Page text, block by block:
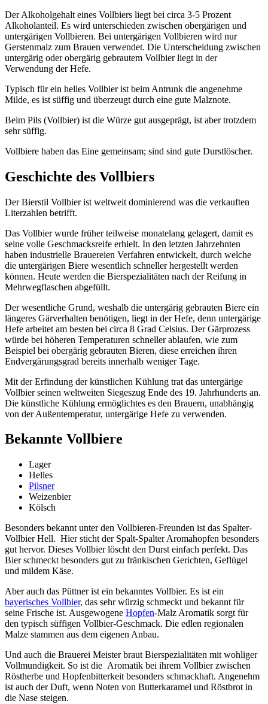
Der Alkoholgehalt eines Vollbiers liegt bei circa 3-5 Prozent
Alkoholanteil. Es wird unterschieden zwischen obergärigen und
untergärigen Vollbieren. Bei untergärigen Vollbieren wird nur
Gerstenmalz zum Brauen verwendet. Die Unterscheidung zwischen
untergärig oder obergärig gebrautem Vollbier liegt in der
Verwendung der Hefe.
Typisch für ein helles Vollbier ist beim Antrunk die angenehme
Milde, es ist süffig und überzeugt durch eine gute Malznote.
Beim Pils (Vollbier) ist die Würze gut ausgeprägt, ist aber trotzdem
sehr süffig.
Vollbiere haben das Eine gemeinsam; sind sind gute Durstlöscher.
Geschichte des Vollbiers
Der Bierstil Vollbier ist weltweit dominierend was die verkauften
Literzahlen betrifft.
Das Vollbier wurde früher teilweise monatelang gelagert, damit es
seine volle Geschmacksreife erhielt. In den letzten Jahrzehnten
haben industrielle Brauereien Verfahren entwickelt, durch welche
die untergärigen Biere wesentlich schneller hergestellt werden
können. Heute werden die Bierspezialitäten nach der Reifung in
Mehrwegflaschen abgefüllt.
Der wesentliche Grund, weshalb die untergärig gebrauten Biere ein
längeres Gärverhalten benötigen, liegt in der Hefe, denn untergärige
Hefe arbeitet am besten bei circa 8 Grad Celsius. Der Gärprozess
würde bei höheren Temperaturen schneller ablaufen, wie zum
Beispiel bei obergärig gebrauten Bieren, diese erreichen ihren
Endvergärungsgrad bereits innerhalb weniger Tage.
Mit der Erfindung der künstlichen Kühlung trat das untergärige
Vollbier seinen weltweiten Siegeszug Ende des 19. Jahrhunderts an.
Die künstliche Kühlung ermöglichtes es den Brauern, unabhängig
von der Außentemperatur, untergärige Hefe zu verwenden.
Bekannte Vollbiere
Lager
Helles
Pilsner
Weizenbier
Kölsch
Besonders bekannt unter den Vollbieren-Freunden ist das Spalter-
Vollbier Hell. Hier sticht der Spalt-Spalter Aromahopfen besonders
gut hervor. Dieses Vollbier löscht den Durst einfach perfekt. Das
Bier schmeckt besonders gut zu fränkischen Gerichten, Geflügel
und mildem Käse.
Aber auch das Püttner ist ein bekanntes Vollbier. Es ist ein
bayerisches Vollbier, das sehr würzig schmeckt und bekannt für
seine Frische ist. Ausgewogene Hopfen-Malz Aromatik sorgt für
den typisch süffigen Vollbier-Geschmack. Die edlen regionalen
Malze stammen aus dem eigenen Anbau.
Und auch die Brauerei Meister braut Bierspezialitäten mit wohliger
Vollmundigkeit. So ist die Aromatik bei ihrem Vollbier zwischen
Röstherbe und Hopfenbitterkeit besonders schmackhaft. Angenehm
ist auch der Duft, wenn Noten von Butterkaramel und Röstbrot in
die Nase steigen.